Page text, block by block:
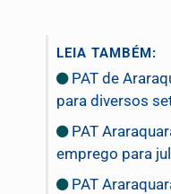
LEIA TAMBÉM:
PAT de
para diversos
PAT
emprego para
PAT